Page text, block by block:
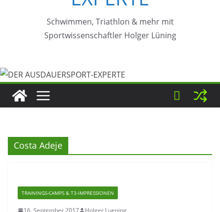
Schwimmen, Triathlon & mehr mit
Sportwissenschaftler Holger Lüning
Costa Adeje
TRAININGS-CAMPS & T3-IMPRESSIONEN
16. September 2017 Holger Luening